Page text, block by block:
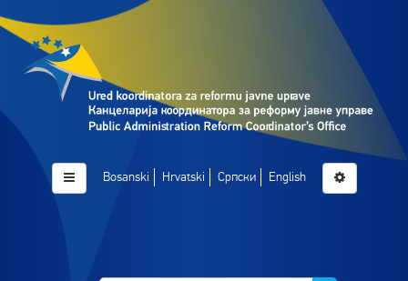
Bosanski Hrvatski Српски English